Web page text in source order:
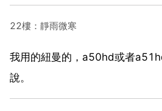
22樓：靜雨微寒
我用的紐曼的，a50hd或者
說。